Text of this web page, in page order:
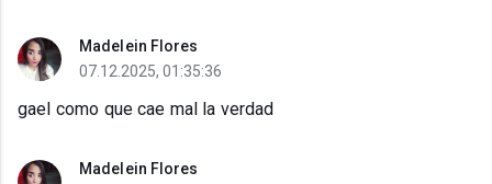
Madelein Flores
07.12.2025, 01:35:36
gael como que cae mal la verdad
Madelein Flores